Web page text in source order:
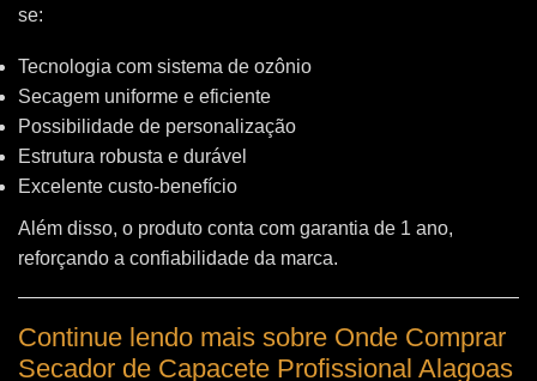
se:
Tecnologia com sistema de ozônio
Secagem uniforme e eficiente
Possibilidade de personalização
Estrutura robusta e durável
Excelente custo-benefício
Além disso, o produto conta com garantia de 1 ano,
reforçando a confiabilidade da marca.
Continue lendo mais sobre Onde Comprar
Secador de Capacete Profissional Alagoas